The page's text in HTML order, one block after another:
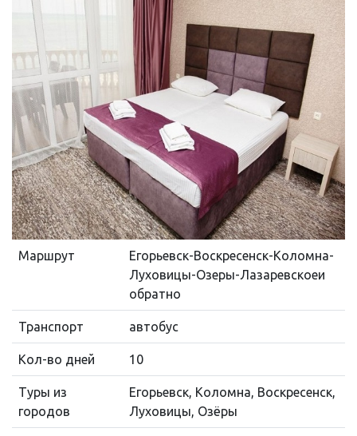
Маршрут
Егорьевск-Воскресенск-Коломна-
Луховицы-Озеры-Лазаревскоеи
обратно
Транспорт автобус
Кол-во дней 10
Туры из
городов
Егорьевск, Коломна, Воскресенск,
Луховицы, Озёры